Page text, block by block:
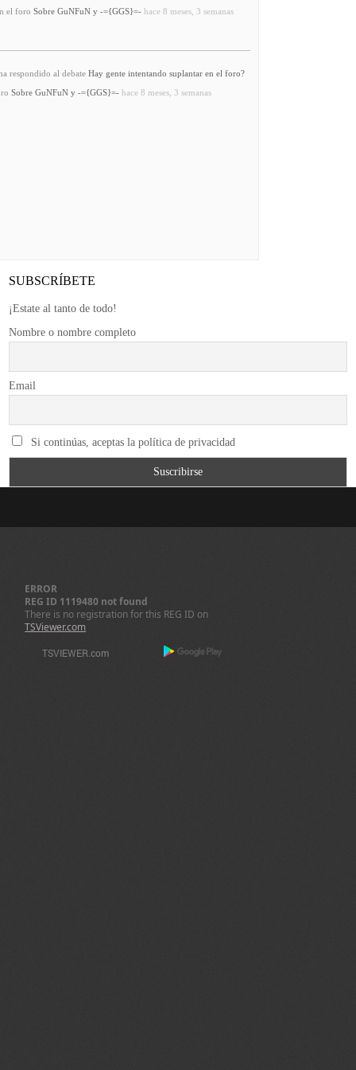
el foro Sobre GuNFuN y -={GGS}=- hace 8 meses, 3 semanas
respondido al debate Hay gente intentando suplantar en el foro?
Sobre GuNFuN y -={GGS}=- hace 8 meses, 3 semanas
SUBSCRÍBETE
¡Estate al tanto de todo!
Nombre o nombre completo
Email
Si continúas, aceptas la política de privacidad
ERROR
REG ID 1119480 not found
There is no registration for this REG ID on
TSViewer.com